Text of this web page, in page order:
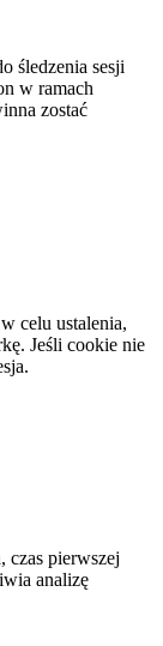
śledzenia sesji
w ramach
zostać
celu ustalenia,
Jeśli cookie nie
pierwszej
analizę